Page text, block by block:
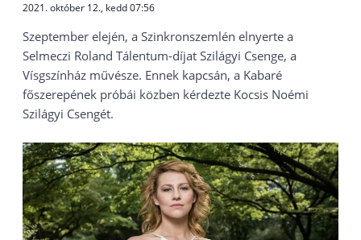
2021. október 12., kedd 07:56
Szeptember elején, a Szinkronszemlén elnyerte a
Selmeczi Roland Tálentum-díjat Szilágyi Csenge, a
Vísgszínház művésze. Ennek kapcsán, a Kabaré
főszerepének próbái közben kérdezte Kocsis Noémi
Szilágyi Csengét.